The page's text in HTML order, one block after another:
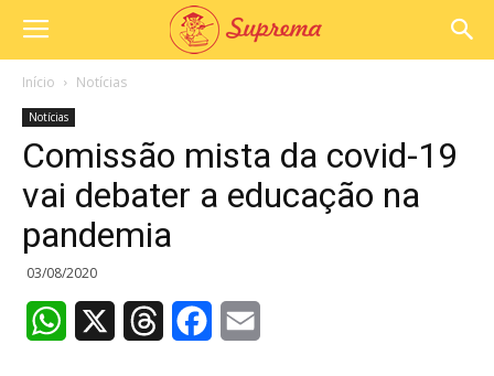
Início Notícias
Notícias
Comissão mista da covid-19
vai debater a educação na
pandemia
03/08/2020
WhatsApp ThreadsFacebook